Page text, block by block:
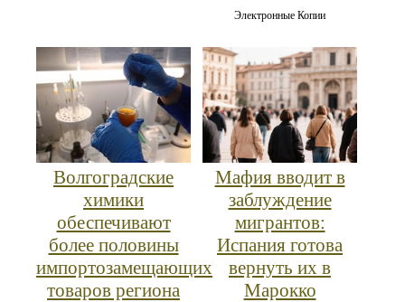
Электронные Копии
Волгоградские
химики
обеспечивают
более половины
импортозамещающих
товаров региона
Мафия вводит в
заблуждение
мигрантов:
Испания готова
вернуть их в
Марокко